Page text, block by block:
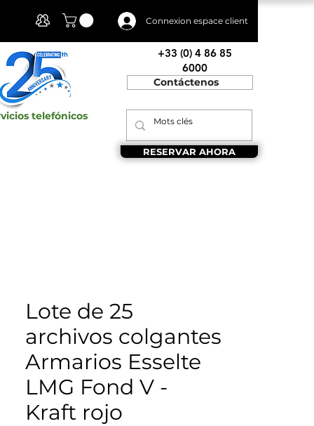
+33 (0) 4 86 85
6000
Contáctenos
RESERVAR AHORA
Connexion espace client
telefónicos
Lote de 25
archivos colgantes
Armarios Esselte
LMG Fond V -
Kraft rojo